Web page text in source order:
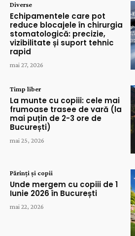
Diverse
Echipamentele care pot
reduce blocajele în chirurgia
stomatologică: precizie,
vizibilitate și suport tehnic
rapid
mai 27, 2026
Timp liber
La munte cu copiii: cele mai
frumoase trasee de vară (la
mai puțin de 2-3 ore de
București)
mai 25, 2026
Părinți și copii
Unde mergem cu copiii de 1
Iunie 2026 în București
mai 22, 2026